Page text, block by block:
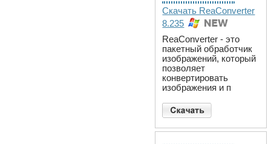
Скачать ReaConverter
8.235
ReaConverter - это
пакетный обработчик
изображений, который
позволяет
конвертировать
изображения и п